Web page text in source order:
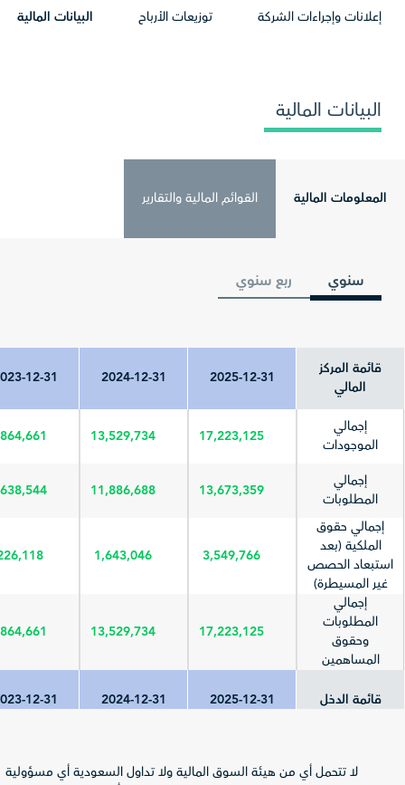
إعلانات وإجراءات الشركة توزيعات الأرباح البيانات المالية
البيانات المالية
المعلومات المالية القوائم المالية والتقارير
سنوي ربع سنوي
قائمة المركز
المالي
2025-12-31
2024-12-31
12-31
إجمالي
الموجودات
17,223,125
13,529,734
إجمالي
المطلوبات
13,673,359
11,886,688
إجمالي حقوق
الملكية (بعد
استبعاد الحصص
غير المسيطرة)
3,549,766
1,643,046
إجمالي
المطلوبات
وحقوق
المساهمين
17,223,125
13,529,734
قائمة الدخل 2025-12-31
2024-12-31
12-31
العمليات)
لا تتحمل أي من هيئة السوق المالية ولا تداول السعودية أي مسؤولية